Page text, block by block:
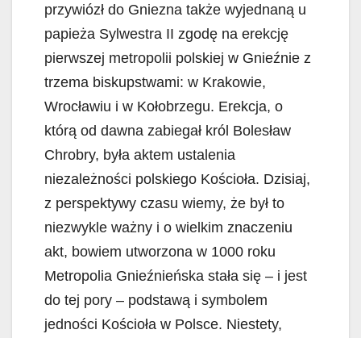
przywiózł do Gniezna także wyjednaną u
papieża Sylwestra II zgodę na erekcję
pierwszej metropolii polskiej w Gnieźnie z
trzema biskupstwami: w Krakowie,
Wrocławiu i w Kołobrzegu. Erekcja, o
którą od dawna zabiegał król Bolesław
Chrobry, była aktem ustalenia
niezależności polskiego Kościoła. Dzisiaj,
z perspektywy czasu wiemy, że był to
niezwykle ważny i o wielkim znaczeniu
akt, bowiem utworzona w 1000 roku
Metropolia Gnieźnieńska stała się – i jest
do tej pory – podstawą i symbolem
jedności Kościoła w Polsce. Niestety,